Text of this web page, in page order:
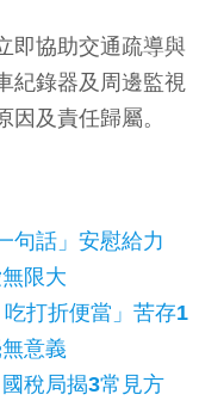
即協助交通疏導與
紀錄器及周邊監視
及責任歸屬。
句話」安慰給力
限大
打折便當」苦存1
意義
稅局揭3常見方